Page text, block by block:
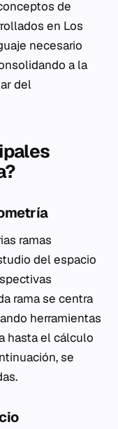
de
en Los
necesario
a la
del
ramas
del espacio
rama se centra
herramientas
hasta el cálculo
se